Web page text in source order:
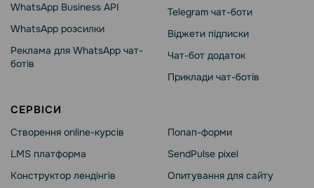
WhatsApp Business API
WhatsApp розсилки
Реклама для WhatsApp чат-
ботів
Telegram чат-боти
Віджети підписки
Чат-бот додаток
Приклади чат-ботів
СЕРВІСИ
Створення online-курсів
LMS платформа
Конструктор лендінгів
Попап-форми
SendPulse pixel
Опитування для сайту